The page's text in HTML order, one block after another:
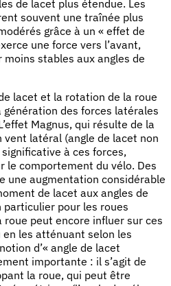
de lacet plus étendue. Les
souvent une traînée plus
grâce à un « effet de
une force vers l’avant,
stables aux angles de
lacet et la rotation de la roue
des forces latérales
Magnus, qui résulte de la
latéral (angle de lacet non
à ces forces,
le comportement du vélo. Des
une augmentation considérable
de lacet aux angles de
particulier pour les roues
peut encore influer sur ces
les atténuant selon les
d’« angle de lacet
importante : il s’agit de
la roue, qui peut être